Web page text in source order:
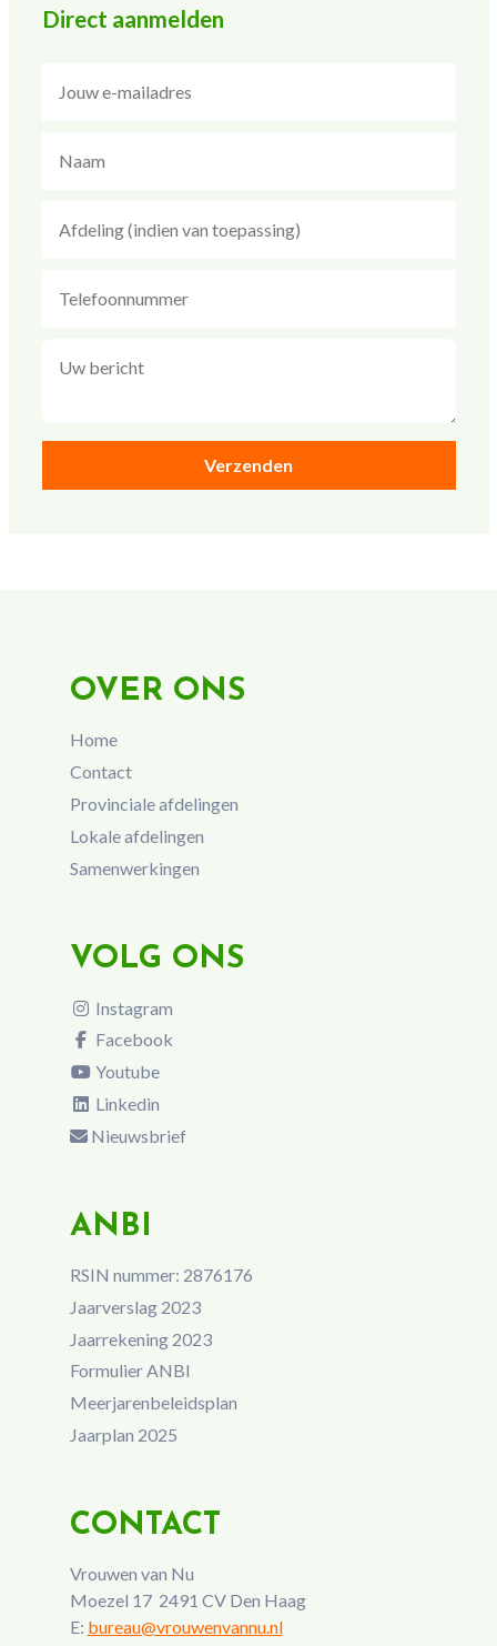
Direct aanmelden
OVER ONS
Home
Contact
Provinciale afdelingen
Lokale afdelingen
Samenwerkingen
VOLG ONS
Instagram
Facebook
Youtube
Linkedin
Nieuwsbrief
ANBI
RSIN nummer: 2876176
Jaarverslag 2023
Jaarrekening 2023
Formulier ANBI
Meerjarenbeleidsplan
Jaarplan 2025
CONTACT
Vrouwen van Nu
Moezel 17 2491 CV Den Haag
E: bureau@vrouwenvannu.nl